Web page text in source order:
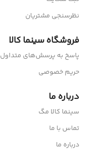
نظرسنجی مشتریان
فروشگاه سینما کالا
پاسخ به پرسش‌های متداول
حریم خصوصی
درباره ما
سینما کالا مگ
تماس با ما
درباره ما